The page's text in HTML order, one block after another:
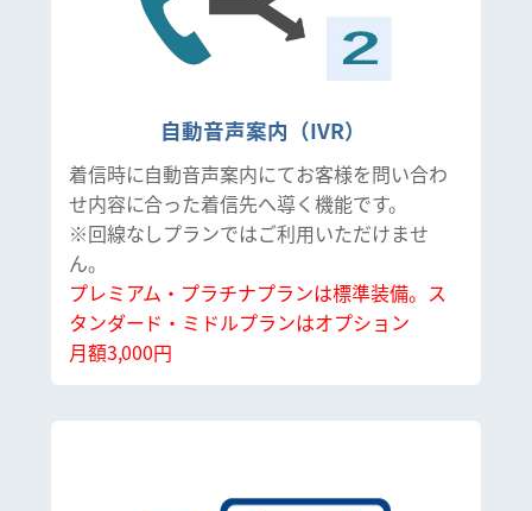
自動音声案内（IVR）
着信時に自動音声案内にてお客様を問い合わ
せ内容に合った着信先へ導く機能です。
※回線なしプランではご利用いただけませ
ん。
プレミアム・プラチナプランは標準装備。ス
タンダード・ミドルプランはオプション
月額3,000円